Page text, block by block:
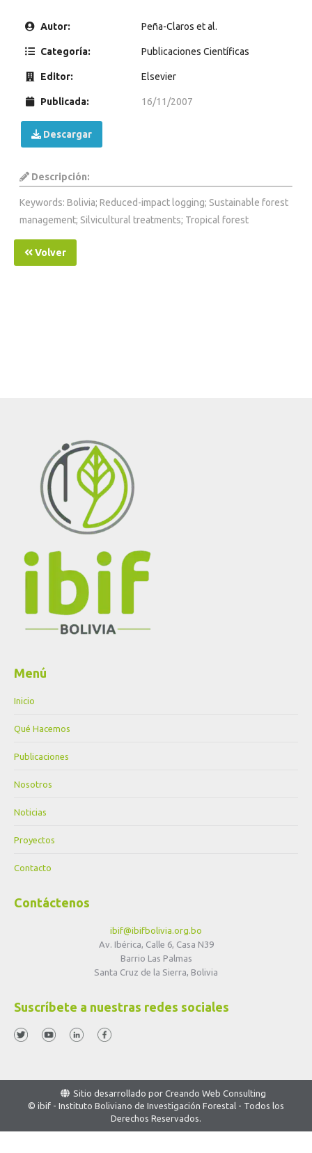
Autor: Peña-Claros et al.
Categoría: Publicaciones Científicas
Editor: Elsevier
Publicada: 16/11/2007
Descargar
Descripción:
Keywords: Bolivia; Reduced-impact logging; Sustainable forest
management; Silvicultural treatments; Tropical forest
Volver
Menú
Inicio
Qué Hacemos
Publicaciones
Nosotros
Noticias
Proyectos
Contacto
Contáctenos
ibif@ibifbolivia.org.bo
Av. Ibérica, Calle 6, Casa N39
Barrio Las Palmas
Santa Cruz de la Sierra, Bolivia
Suscríbete a nuestras redes sociales
Sitio desarrollado por Creando Web Consulting
© ibif - Instituto Boliviano de Investigación Forestal - Todos los
Derechos Reservados.